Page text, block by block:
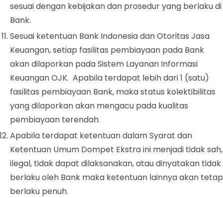
sesuai dengan kebijakan dan prosedur yang berlaku di
Bank.
Sesuai ketentuan Bank Indonesia dan Otoritas Jasa
Keuangan, setiap fasilitas pembiayaan pada Bank
akan dilaporkan pada Sistem Layanan Informasi
Keuangan OJK. Apabila terdapat lebih dari 1 (satu)
fasilitas pembiayaan Bank, maka status kolektibilitas
yang dilaporkan akan mengacu pada kualitas
pembiayaan terendah.
Apabila terdapat ketentuan dalam Syarat dan
Ketentuan Umum Dompet Ekstra ini menjadi tidak sah,
ilegal, tidak dapat dilaksanakan, atau dinyatakan tidak
berlaku oleh Bank maka ketentuan lainnya akan tetap
berlaku penuh.